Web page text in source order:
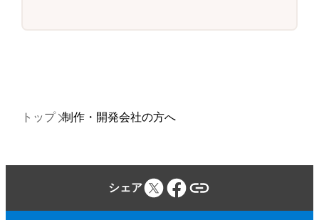
トップ 制作・開発会社の方へ
シェア